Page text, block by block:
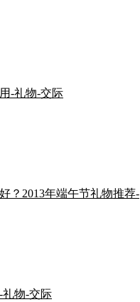
-礼物-交际
？2013年端午节礼物推荐-
物-交际